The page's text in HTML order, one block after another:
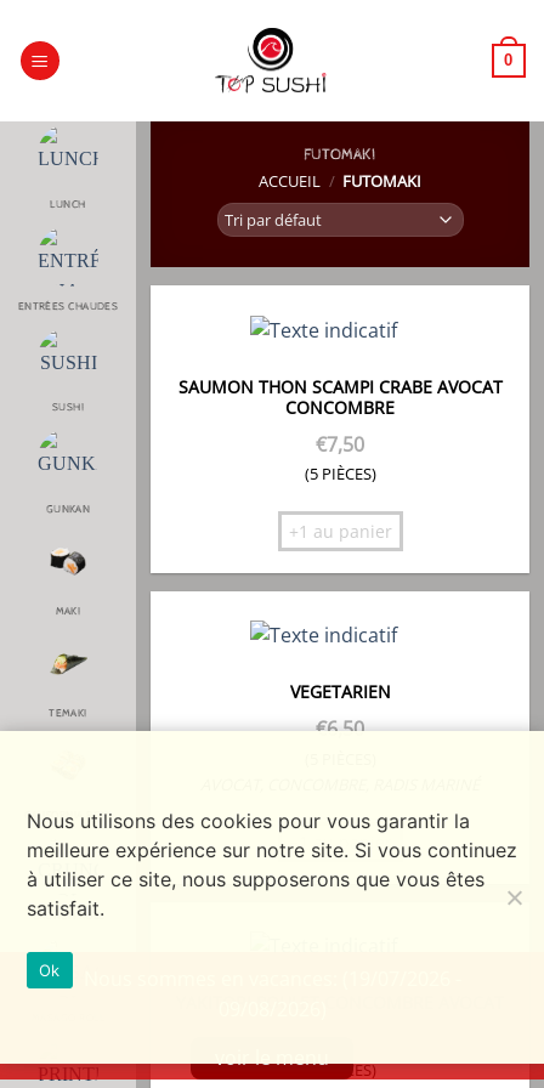
contenu
0
LUNCH
ENTRÉES CHAUDES
SUSHI
GUNKAN
MAKI
TEMAKI
CALIFORNIA ROLL
CRUNCH ROLL
FUTOMAKI
ACCUEIL / FUTOMAKI
SAUMON THON SCAMPI CRABE AVOCAT
CONCOMBRE
€7,50
(5 PIÈCES)
+1 au panier
VEGETARIEN
€6,50
+1 au panier
(5 PIÈCES)
Nous utilisons des cookies pour vous garantir la
meilleure expérience sur notre site. Si vous continuez
à utiliser ce site, nous supposerons que vous êtes
satisfait.
Ok
voir le menu